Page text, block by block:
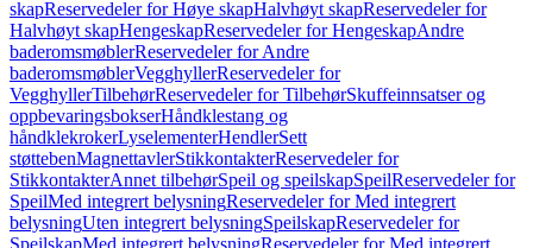
skapReservedeler for Høye skapHalvhøyt skapReservedeler for
Halvhøyt skapHengeskapReservedeler for HengeskapAndre
baderomsmøblerReservedeler for Andre
baderomsmøblerVegghyllerReservedeler for
VegghyllerTilbehørReservedeler for TilbehørSkuffeinnsatser og
oppbevaringsbokserHåndklestang og
håndklekrokerLyselementerHendlerSett
støttebenMagnettavlerStikkontakterReservedeler for
StikkontakterAnnet tilbehørSpeil og speilskapSpeilReservedeler for
SpeilMed integrert belysningReservedeler for Med integrert
belysningUten integrert belysningSpeilskapReservedeler for
SpeilskapMed integrert belysningReservedeler for Med integrert